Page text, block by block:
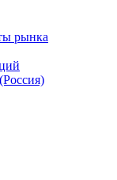
рынка